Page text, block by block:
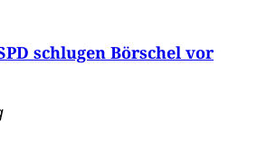
schlugen Börschel vor